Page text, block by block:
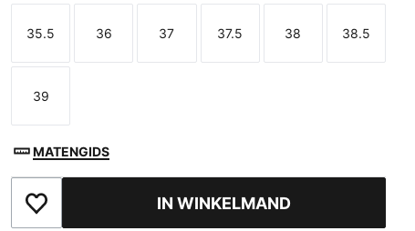
Maat
35.5
Maat
36
Maat
37
Maat
37.5
Maat
38
Maat
38.5
Maat
39
MATENGIDS
Toegevoegd aan favorietenIN WINKELMAND